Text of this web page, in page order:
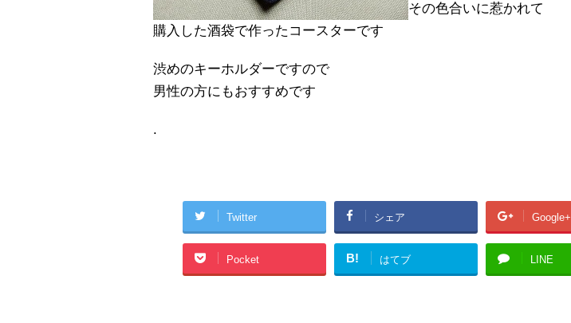
その色合いに惹かれて
購入した酒袋で作ったコースターです
渋めのキーホルダーですので
男性の方にもおすすめです
.
Twitter シェア Google+
Pocket B! はてブ LINE